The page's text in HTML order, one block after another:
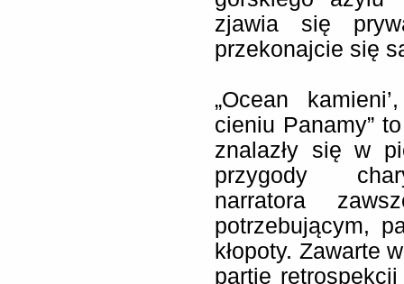
zjawia się
przekonajcie się
„Ocean
cieniu Panamy”
znalazły się w
przygody
narratora
potrzebującym,
kłopoty. Zawarte
partie